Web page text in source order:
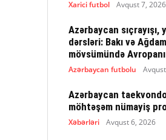
Xarici futbol Avqust 7, 2026
Azərbaycan
dərsləri: Bakı və
mövsümündə
Azərbaycan futbolu
Azərbaycan
möhtəşəm nümayiş
Xəbərləri Avqust 6, 2026